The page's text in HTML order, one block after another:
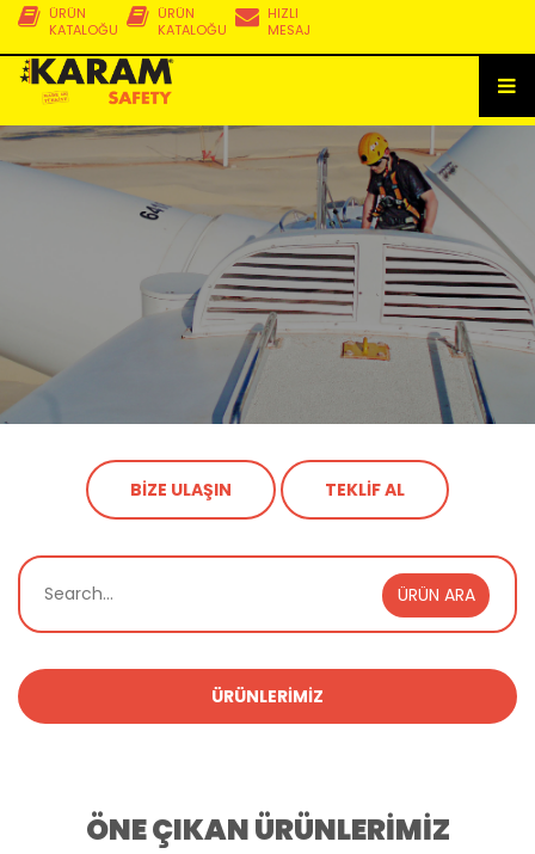
HIZLI
MESAJ
ÜRÜN
KATALOĞU
ÜRÜN
KATALOĞU
BİZE ULAŞIN TEKLİF AL
ÜRÜN ARA
ÜRÜNLERİMİZ
ÖNE ÇIKAN ÜRÜNLERİMİZ